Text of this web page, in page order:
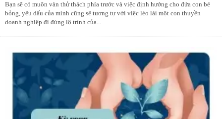
Bạn sẽ có muôn vàn thử thách phía trước và việc định hướng cho đứa con bé
bỏng, yêu dấu của mình cũng sẽ tương tự với việc lèo lái một con thuyền
doanh nghiệp đi đúng lộ trình của...